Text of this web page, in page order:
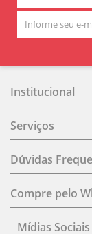
Institucional
Serviços
Dúvidas
Compre pelo
Mídias Sociais